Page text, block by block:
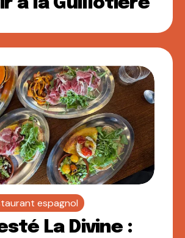
espagnol
La Divine :